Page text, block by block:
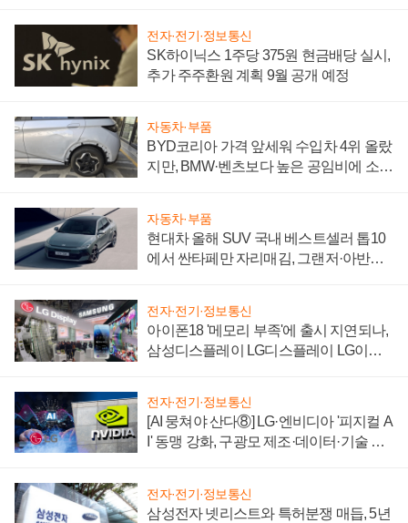
전자·전기·정보통신
SK하이닉스 1주당 375원 현금배당 실시,
추가 주주환원 계획 9월 공개 예정
자동차·부품
BYD코리아 가격 앞세워 수입차 4위 올랐
지만, BMW·벤츠보다 높은 공임비에 소비
자동차·부품
현대차 올해 SUV 국내 베스트셀러 톱10
에서 싼타페만 자리매김, 그랜저·아반떼
전자·전기·정보통신
아이폰18 '메모리 부족'에 출시 지연되나,
삼성디스플레이 LG디스플레이 LG이노
전자·전기·정보통신
[AI 뭉쳐야 산다⑧] LG·엔비디아 '피지컬 A
I' 동맹 강화, 구광모 제조·데이터·기술 결
전자·전기·정보통신
삼성전자 넷리스트와 특허분쟁 매듭, 5년